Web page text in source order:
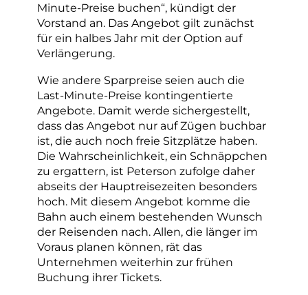
Minute-Preise buchen“, kündigt der
Vorstand an. Das Angebot gilt zunächst
für ein halbes Jahr mit der Option auf
Verlängerung.
Wie andere Sparpreise seien auch die
Last-Minute-Preise kontingentierte
Angebote. Damit werde sichergestellt,
dass das Angebot nur auf Zügen buchbar
ist, die auch noch freie Sitzplätze haben.
Die Wahrscheinlichkeit, ein Schnäppchen
zu ergattern, ist Peterson zufolge daher
abseits der Hauptreisezeiten besonders
hoch. Mit diesem Angebot komme die
Bahn auch einem bestehenden Wunsch
der Reisenden nach. Allen, die länger im
Voraus planen können, rät das
Unternehmen weiterhin zur frühen
Buchung ihrer Tickets.